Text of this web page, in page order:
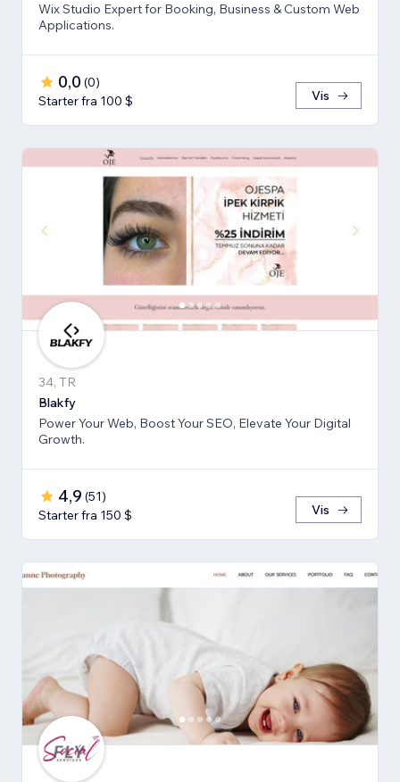
Wix Studio Expert for Booking, Business & Custom Web
Applications.
0,0 (0)
Starter fra 100 $
Vis
34, TR
Blakfy
Power Your Web, Boost Your SEO, Elevate Your Digital
Growth.
4,9 (51)
Starter fra 150 $
Vis